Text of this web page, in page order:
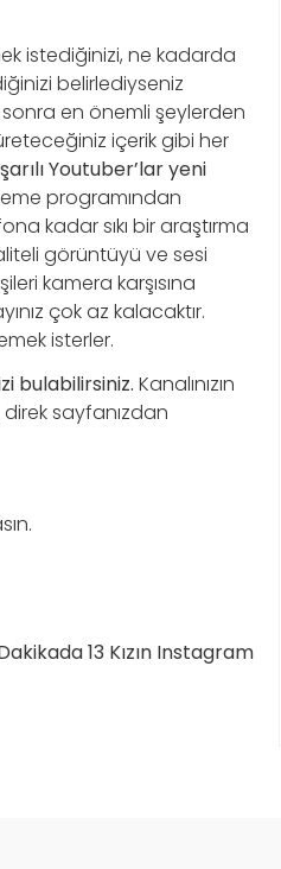
istediğinizi, ne kadarda
belirlediyseniz
en önemli şeylerden
içerik gibi her
Youtuber’lar yeni
programından
kadar sıkı bir araştırma
görüntüyü ve sesi
kamera karşısına
çok az kalacaktır.
isterler.
bulabilirsiniz. Kanalınızın
sayfanızdan
13 Kızın Instagram